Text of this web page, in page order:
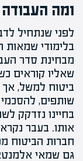
ומה
לפני שנתחיל
בלימודי שמאות
מבחינת סדר
שאליו קוראים
ביטוח למשל, אך
שותפים,
בחיינו נזדקק
אותו. בעבר
חברות הביטוח
גם שמאי